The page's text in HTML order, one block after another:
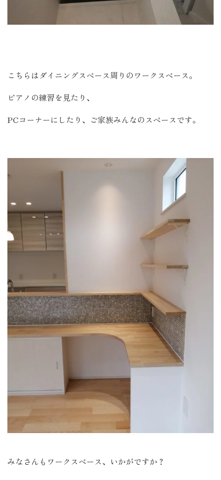
こちらはダイニングスペース周りのワークスペース。
ピアノの練習を見たり、
PCコーナーにしたり、ご家族みんなのスペースです。
みなさんもワークスペース、いかがですか？